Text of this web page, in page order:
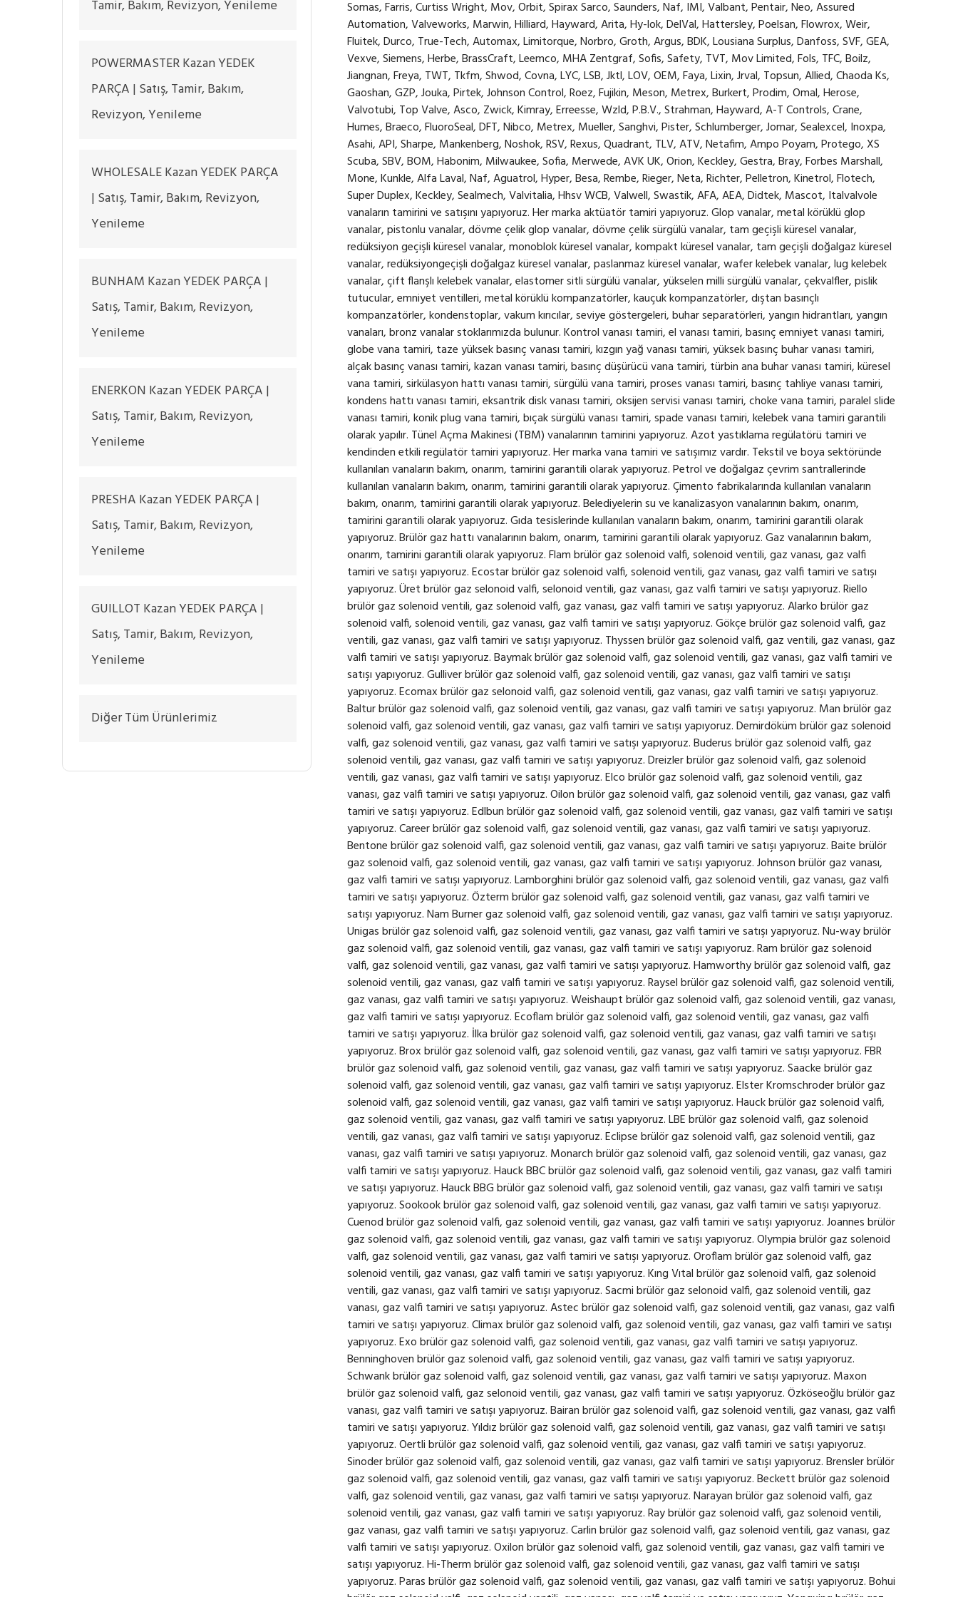
Tamir, Bakım, Revizyon, Yenileme
POWERMASTER Kazan YEDEK
PARÇA | Satış, Tamir, Bakım,
Revizyon, Yenileme
WHOLESALE Kazan YEDEK PARÇA
| Satış, Tamir, Bakım, Revizyon,
Yenileme
BUNHAM Kazan YEDEK PARÇA |
Satış, Tamir, Bakım, Revizyon,
Yenileme
ENERKON Kazan YEDEK PARÇA |
Satış, Tamir, Bakım, Revizyon,
Yenileme
PRESHA Kazan YEDEK PARÇA |
Satış, Tamir, Bakım, Revizyon,
Yenileme
GUILLOT Kazan YEDEK PARÇA |
Satış, Tamir, Bakım, Revizyon,
Yenileme
Diğer Tüm Ürünlerimiz